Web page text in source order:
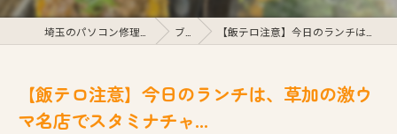
ブログ 【飯テロ注意】今日のランチは、草加の激ウマ名店でスタミナチャ...
【飯テロ注意】今日のランチは、草加の激ウ
マ名店でスタミナチャ...